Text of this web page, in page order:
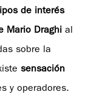
de interés
Mario Draghi al
sobre la
sensación
y operadores.